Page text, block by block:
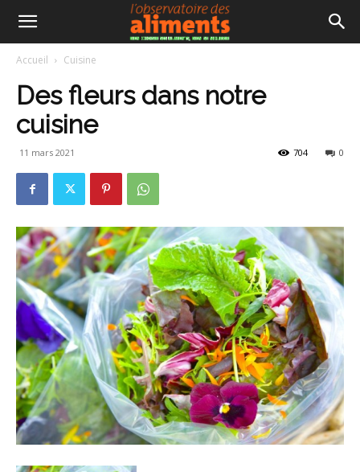
Accueil Cuisine
Des fleurs dans notre
cuisine
11 mars 2021 0
704